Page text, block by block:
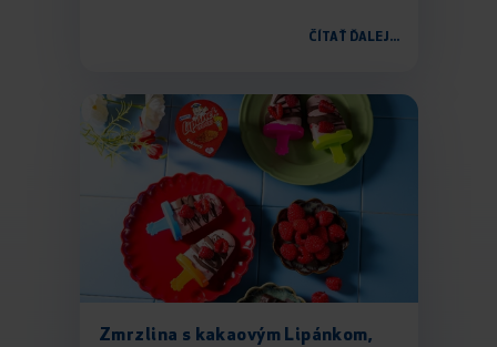
ČÍTAŤ ĎALEJ...
Zmrzlina s kakaovým Lipánkom,